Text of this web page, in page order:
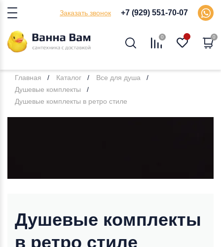
Заказать звонок +7 (929) 551-70-07
0 0
Главная Каталог
Все для душа
Душевые комплекты
Душевые комплекты в ретро стиле
Душевые комплекты
в ретро стиле